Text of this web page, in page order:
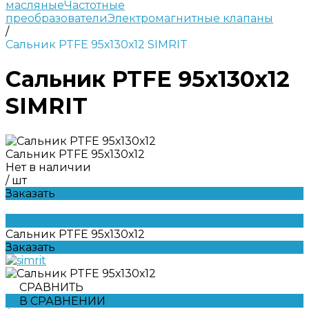
масляныеЧастотные
преобразователиЭлектромагнитные клапаны
/
Сальник PTFE 95х130х12 SIMRIT
Сальник PTFE 95х130х12
SIMRIT
Сальник PTFE 95х130х12
Нет в наличии
/ шт
Заказать
Сальник PTFE 95х130х12
Заказать
СРАВНИТЬ
В СРАВНЕНИИ